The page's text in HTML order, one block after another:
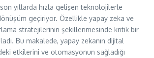
yıllarda hızla gelişen teknolojilerle
geçiriyor. Özellikle yapay zeka ve
stratejilerinin şekillenmesinde kritik bir
Bu makalede, yapay zekanın dijital
etkilerini ve otomasyonun sağladığı